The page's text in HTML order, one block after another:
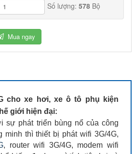
Số lượng: 578Bộ
Mua ngay
cho xe hơi, xe ô tô phụ kiện
giới hiện đại:
phát triển bùng nổ của công
minh thì thiết bị phát wifi 3G/4G,
, router wifi 3G/4G, modem wifi